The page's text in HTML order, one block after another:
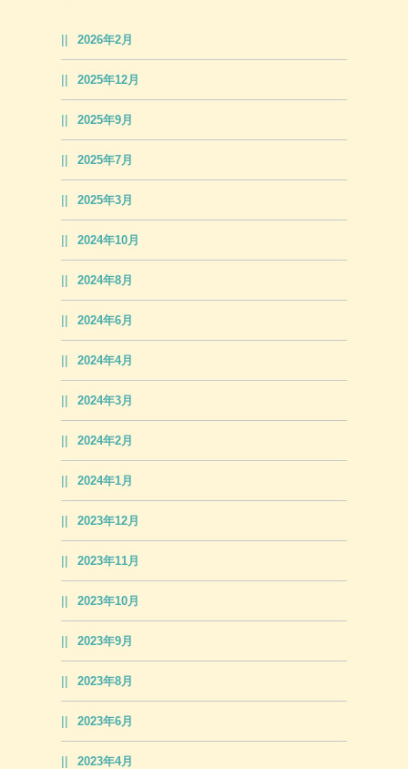
2026年2月
2025年12月
2025年9月
2025年7月
2025年3月
2024年10月
2024年8月
2024年6月
2024年4月
2024年3月
2024年2月
2024年1月
2023年12月
2023年11月
2023年10月
2023年9月
2023年8月
2023年6月
2023年4月